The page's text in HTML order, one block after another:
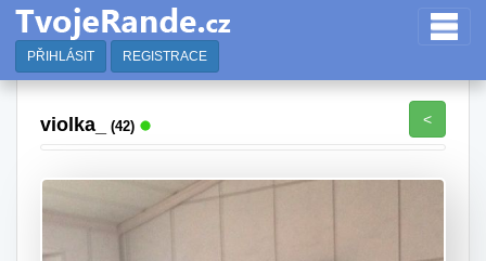
PŘIHLÁSIT REGISTRACE
violka_ (42) <